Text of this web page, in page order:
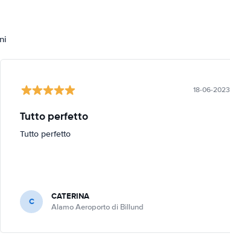
18-06-2023
Tutto perfetto
Tutto perfetto
C CATERINA
Alamo Aeroporto di Billund